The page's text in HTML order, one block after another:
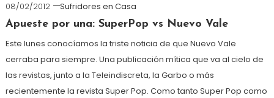
08/02/2012
Sufridores en Casa
Apueste por una: SuperPop vs Nuevo Vale
Este lunes conocíamos la triste noticia de que Nuevo Vale
cerraba para siempre. Una publicación mítica que va al cielo de
las revistas, junto a la Teleindiscreta, la Garbo o más
recientemente la revista Super Pop. Como tanto Super Pop como